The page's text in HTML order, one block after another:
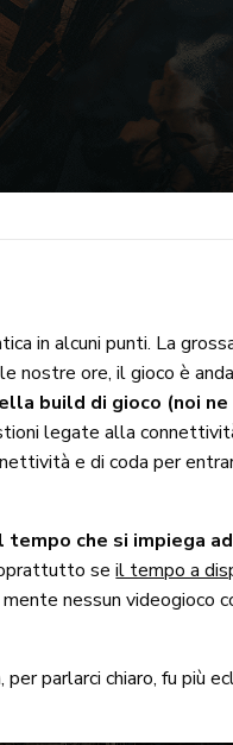
in alcuni punti. La
nostre ore, il gioco è
build di gioco (noi
legate alla
e di coda per
che si impiega
seil tempo a
nessun videogioco
per parlarci chiaro, fu più